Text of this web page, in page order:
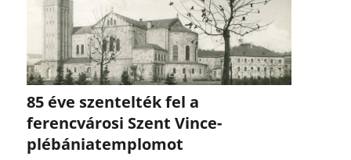
85 éve szentelték fel a
ferencvárosi Szent Vince-
plébániatemplomot